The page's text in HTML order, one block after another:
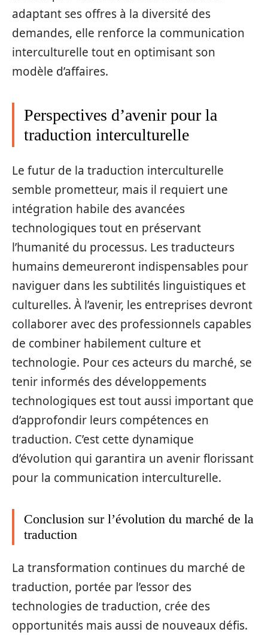
adaptant ses offres à la diversité des
demandes, elle renforce la communication
interculturelle tout en optimisant son
modèle d’affaires.
Perspectives d’avenir pour la
traduction interculturelle
Le futur de la traduction interculturelle
semble prometteur, mais il requiert une
intégration habile des avancées
technologiques tout en préservant
l’humanité du processus. Les traducteurs
humains demeureront indispensables pour
naviguer dans les subtilités linguistiques et
culturelles. À l’avenir, les entreprises devront
collaborer avec des professionnels capables
de combiner habilement culture et
technologie. Pour ces acteurs du marché, se
tenir informés des développements
technologiques est tout aussi important que
d’approfondir leurs compétences en
traduction. C’est cette dynamique
d’évolution qui garantira un avenir florissant
pour la communication interculturelle.
Conclusion sur l’évolution du marché de la
traduction
La transformation continues du marché de
traduction, portée par l’essor des
technologies de traduction, crée des
opportunités mais aussi de nouveaux défis.